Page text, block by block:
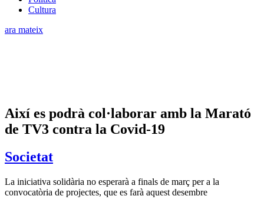
Cultura
ara mateix
Així es podrà col·laborar amb la Marató
de TV3 contra la Covid-19
Societat
La iniciativa solidària no esperarà a finals de març per a la
convocatòria de projectes, que es farà aquest desembre